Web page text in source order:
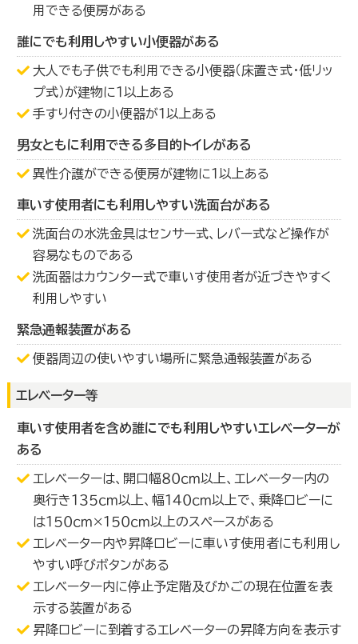
用できる便房がある
誰にでも利用しやすい小便器がある
大人でも子供でも利用できる小便器（床置き式・低リッ
プ式）が建物に１以上ある
手すり付きの小便器が１以上ある
男女ともに利用できる多目的トイレがある
異性介護ができる便房が建物に１以上ある
車いす使用者にも利用しやすい洗面台がある
洗面台の水洗金具はセンサー式、レバー式など操作が
容易なものである
洗面器はカウンター式で車いす使用者が近づきやすく
利用しやすい
緊急通報装置がある
便器周辺の使いやすい場所に緊急通報装置がある
エレベーター等
車いす使用者を含め誰にでも利用しやすいエレベーターが
ある
エレベーターは、開口幅８０ｃｍ以上、エレベーター内の
奥行き１３５ｃｍ以上、幅１４０ｃｍ以上で、乗降ロビーに
は１５０ｃｍ×１５０ｃｍ以上のスペースがある
エレベーター内や昇降ロビーに車いす使用者にも利用し
やすい呼びボタンがある
エレベーター内に停止予定階及びかごの現在位置を表
示する装置がある
昇降ロビーに到着するエレベーターの昇降方向を表示す